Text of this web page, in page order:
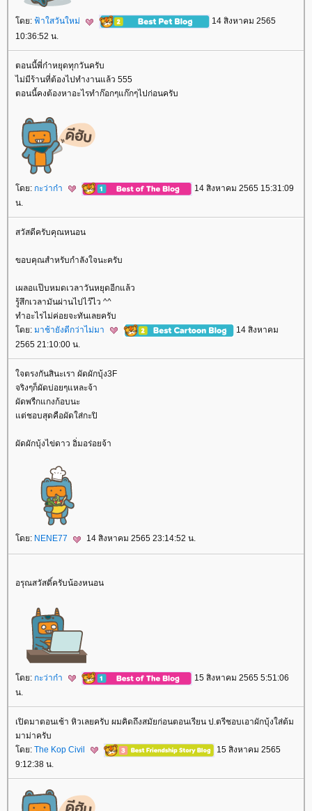
ดย: ฟ้าใสวันใหม่
14 สิงหาคม 2565
10:36:52 น.
ตอนนี้พี่ก๋าหยุดทุกวันครับ
ไม่มีร้านที่ต้องไปทำงานแล้ว 555
ตอนนี้คงต้องหาอะไรทำก๊อกๆแก๊กๆไปก่อนครับ
ดย: กะว่าก๋า
14 สิงหาคม 2565 15:31:09
น.
สวัสดีครับคุณหนอน
ขอบคุณสำหรับกำลังใจนะครับ
เผลอแป๊บหมดเวลาวันหยุดอีกแล้ว
รู้สึกเวลามันผ่านไปไว๊ไว ^^
ทำอะไรไม่ค่อยจะทันเลยครับ
ดย: มาช้ายังดีกว่าไม่มา
14 สิงหาคม
2565 21:10:00 น.
จตรงกันสินะเรา ผัดผักบุ้ง3F
จริงๆก็ผัดบ่อยๆแหละจ้า
ผัดพรืกแกงก้อบนะ
ต่ชอบสุดคือผัดใส่กะปิ
ผัดผักบุ้งไข่ดาว อิ่มอร่อยจ้า
ดย: NENE77 14 สิงหาคม 2565 23:14:52 น.
อรุณสวัสดิ์ครับน้องหนอน
ดย: กะว่าก๋า
15 สิงหาคม 2565 5:51:06
น.
เปิดมาตอนเช้า หิวเลยครับ ผมคิดถึงสมัยก่อนตอนเรียน ป.ตรีชอบเอาผักบุ้งใส่ต้ม
มาม่าครับ
ดย: The Kop Civil
15 สิงหาคม 2565
9:12:38 น.